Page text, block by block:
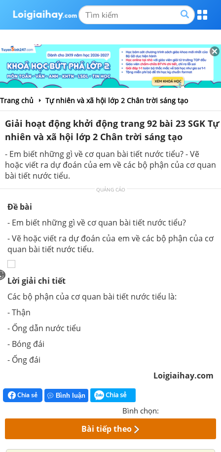
Trang chủ Tự nhiên và xã hội lớp 2 Chân trời sáng tạo
Giải hoạt động khởi động trang 92 bài 23 SGK Tự
nhiên và xã hội lớp 2 Chân trời sáng tạo
- Em biết những gì về cơ quan bài tiết nước tiểu? - Vẽ
hoặc viết ra dự đoán của em về các bộ phận của cơ quan
bài tiết nước tiểu.
QUẢNG CÁO
Đề bài
- Em biết những gì về cơ quan bài tiết nước tiểu?
- Vẽ hoặc viết ra dự đoán của em về các bộ phận của cơ
quan bài tiết nước tiểu.
Lời giải chi tiết
Các bộ phận của cơ quan bài tiết nước tiểu là:
- Thận
- Ống dẫn nước tiểu
- Bóng đái
- Ống đái
Loigiaihay.com
Chia sẻ Bình luận Chia sẻ
Bình chọn:
Bài tiếp theo